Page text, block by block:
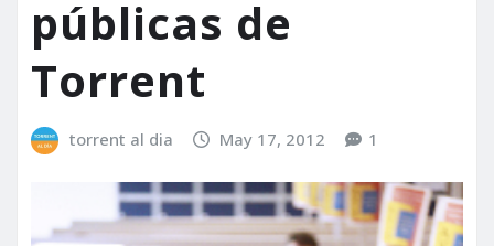
públicas de
Torrent
torrent al dia May 17, 2012 1